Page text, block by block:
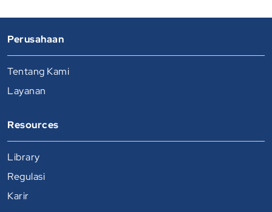
Perusahaan
Tentang Kami
Layanan
Resources
Library
Regulasi
Karir